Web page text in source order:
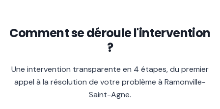
Comment se déroule l'intervention
?
Une intervention transparente en 4 étapes, du premier
appel à la résolution de votre problème à Ramonville-
Saint-Agne.